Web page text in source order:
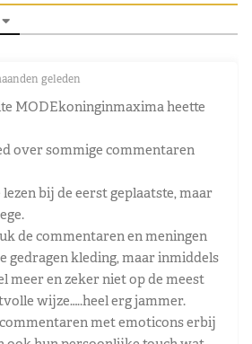
geleden
MODEkoninginmaxima heette
over sommige commentaren
bij de eerst geplaatste, maar
de commentaren en meningen
gedragen kleding, maar inmiddels
meer en zeker niet op de meest
wijze…..heel erg jammer.
met emoticons erbij